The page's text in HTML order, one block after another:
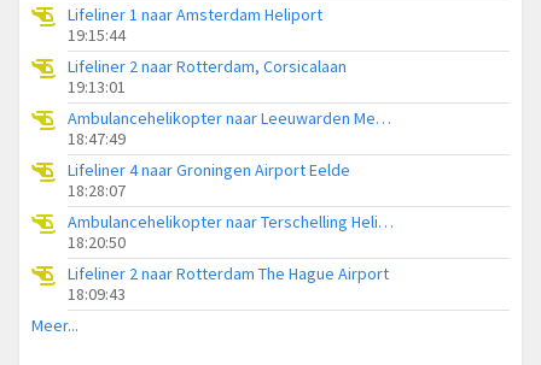
Lifeliner 1 naar Amsterdam Heliport
19:15:44
Lifeliner 2 naar Rotterdam, Corsicalaan
19:13:01
Ambulancehelikopter naar Leeuwarden Medical Center Heliport
18:47:49
Lifeliner 4 naar Groningen Airport Eelde
18:28:07
Ambulancehelikopter naar Terschelling Heliport
18:20:50
Lifeliner 2 naar Rotterdam The Hague Airport
18:09:43
Meer...